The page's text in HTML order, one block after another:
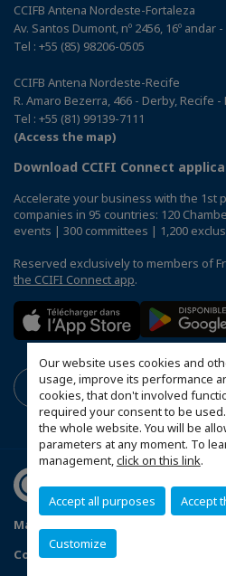
Our website uses cookies and
usage, improve its performance
cookies, that don't involved
required your consent to be
the whole website. You will be
parameters at any moment. To
management,click on this link.
Accept all purposes Accept
Customize
CCIFB Antena Nordeste-Fortaleza
Av. Santos Dumont, nº 2456, 16º andar
Tel : +55 (85) 98206-0505
CCIFB Antena Nordeste-Recife
R. Amaro Bezerra, 466 - Derby, Recife -
Tel : +55 (81) 99139-7111
(Access the map)
Download CCIFI Connect
Accelerate your business with the 1st
companies in 95 countries: 120
events | 300 committees | 1,200
Reserved exclusively to members of
the CCIFI Connect app.
Mapa do Site
Configure cookies preferences